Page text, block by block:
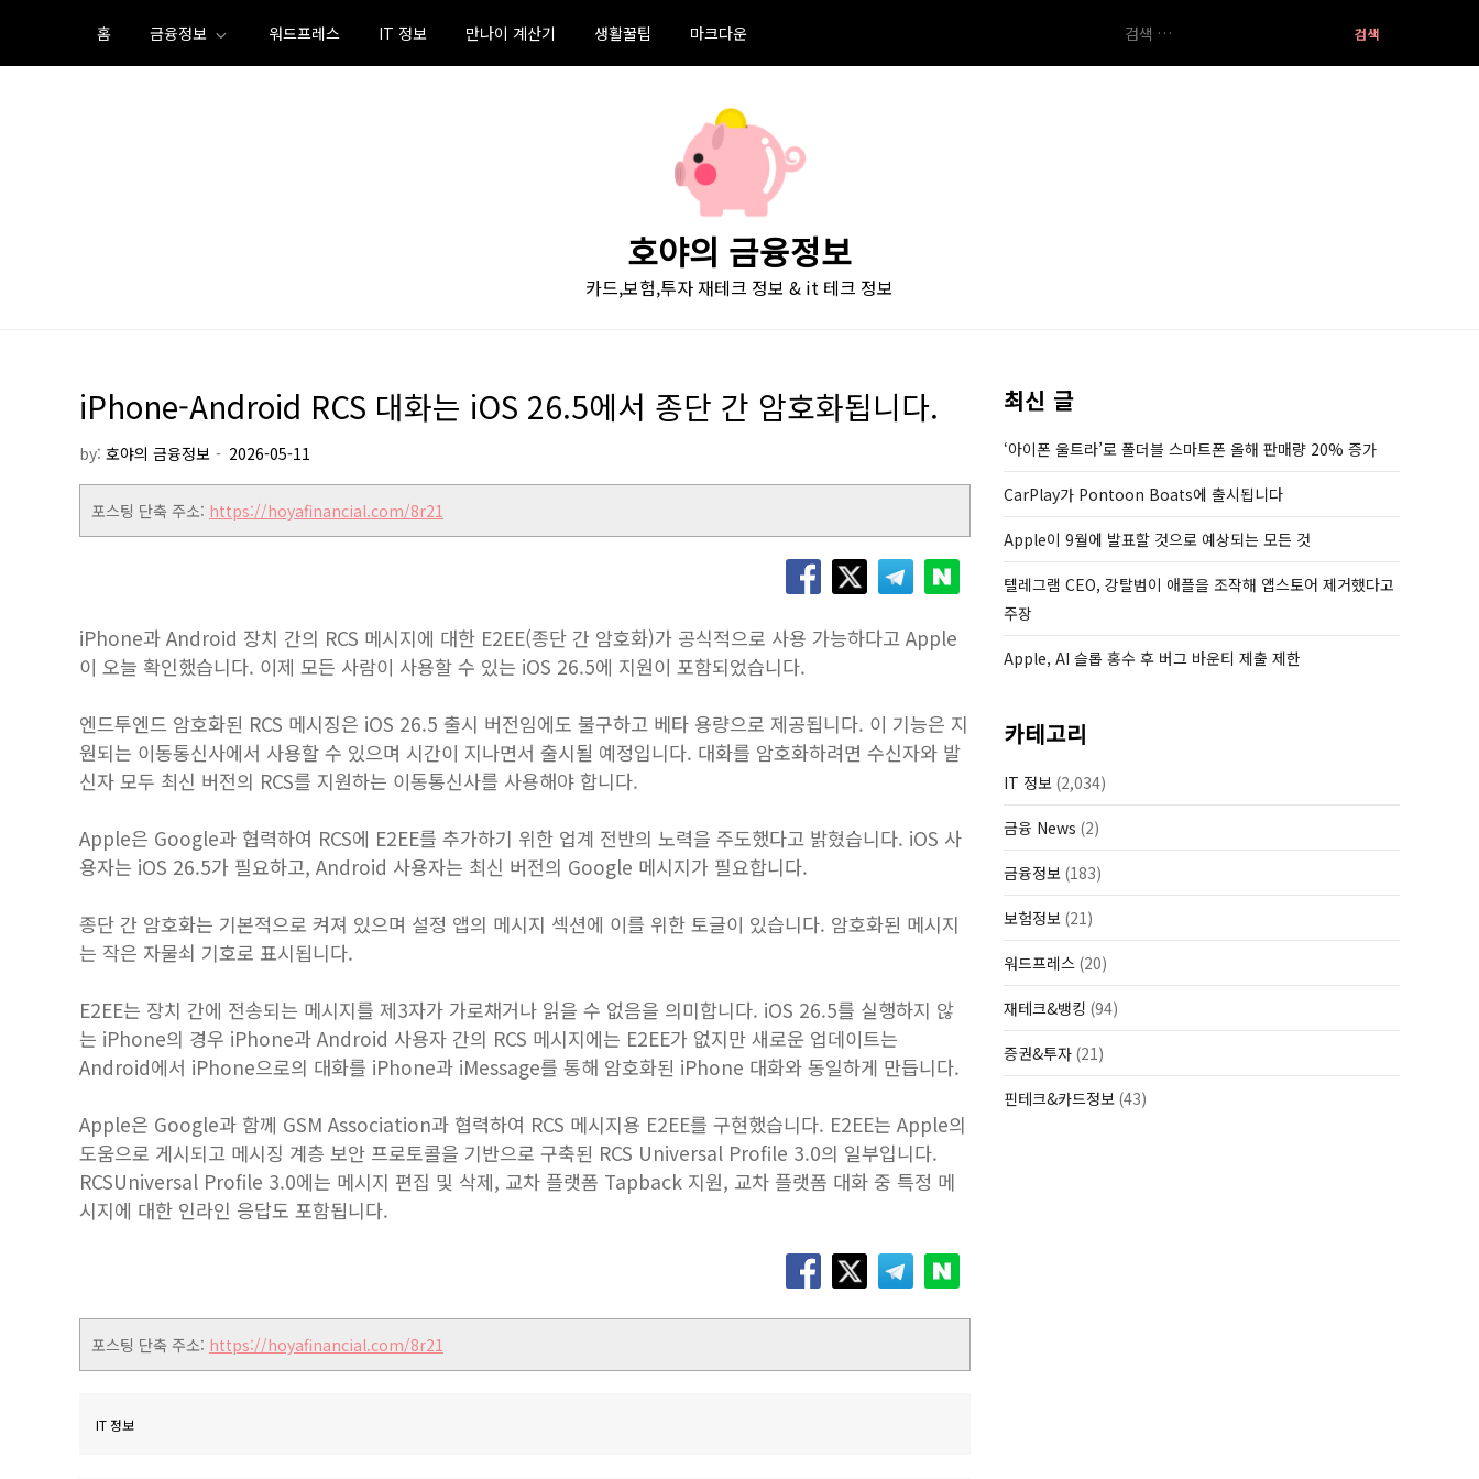
content
홈 금융정보 워드프레스 IT 정보 만나이 계산기 생활꿀팁 마크다운
색:
호야의 금융정보
카드,보험,투자 재테크 정보 & it 테크 정보
iPhone-Android RCS 대화는 iOS 26.5에서 종단 간 암호화됩니다.
by: 호야의 금융정보
포스팅 단축 주소: https://hoyafinancial.com/8r21
iPhone과 Android 장치 간의 RCS 메시지에 대한 E2EE(종단 간 암호화)가 공식적으로 사용 가능하다고 Apple
이 오늘 확인했습니다. 이제 모든 사람이 사용할 수 있는 iOS 26.5에 지원이 포함되었습니다.
엔드투엔드 암호화된 ‌RCS‌ 메시징은 iOS 26.5 출시 버전임에도 불구하고 베타 용량으로 제공됩니다. 이 기능은 지
원되는 이동통신사에서 사용할 수 있으며 시간이 지나면서 출시될 예정입니다. 대화를 암호화하려면 수신자와 발
신자 모두 최신 버전의 RCS를 지원하는 이동통신사를 사용해야 합니다.
Apple은 Google과 협력하여 RCS에 E2EE를 추가하기 위한 업계 전반의 노력을 주도했다고 밝혔습니다. iOS 사
용자는 iOS 26.5가 필요하고, Android 사용자는 최신 버전의 Google 메시지가 필요합니다.
종단 간 암호화는 기본적으로 켜져 있으며 설정 앱의 메시지 섹션에 이를 위한 토글이 있습니다. 암호화된 메시지
는 작은 자물쇠 기호로 표시됩니다.
E2EE는 장치 간에 전송되는 메시지를 제3자가 가로채거나 읽을 수 없음을 의미합니다. iOS 26.5를 실행하지 않
는 iPhone의 경우 iPhone과 Android 사용자 간의 ‌RCS‌ 메시지에는 E2EE가 없지만 새로운 업데이트는
Android에서 iPhone으로의 대화를 iPhone과 iMessage를 통해 암호화된 iPhone 대화와 동일하게 만듭니다.
Apple은 Google과 함께 GSM Association과 협력하여 RCS 메시지용 E2EE를 구현했습니다. E2EE는 Apple의
도움으로 게시되고 메시징 계층 보안 프로토콜을 기반으로 구축된 ‌RCS‌ Universal Profile 3.0의 일부입니다.
‌‌RCS‌‌‌Universal Profile 3.0에는 메시지 편집 및 삭제, 교차 플랫폼 Tapback 지원, 교차 플랫폼 대화 중 특정 메
시지에 대한 인라인 응답도 포함됩니다.
포스팅 단축 주소: https://hoyafinancial.com/8r21
IT 정보
최신 글
‘아이폰 울트라’로 폴더블 스마트폰 올해 판매량 20% 증가
CarPlay가 Pontoon Boats에 출시됩니다
Apple이 9월에 발표할 것으로 예상되는 모든 것
텔레그램 CEO, 강탈범이 애플을 조작해 앱스토어 제거했다고
주장
Apple, AI 슬롭 홍수 후 버그 바운티 제출 제한
카테고리
IT 정보 (2,034)
금융 News (2)
금융정보 (183)
보험정보 (21)
워드프레스 (20)
재테크&뱅킹 (94)
증권&투자 (21)
핀테크&카드정보 (43)